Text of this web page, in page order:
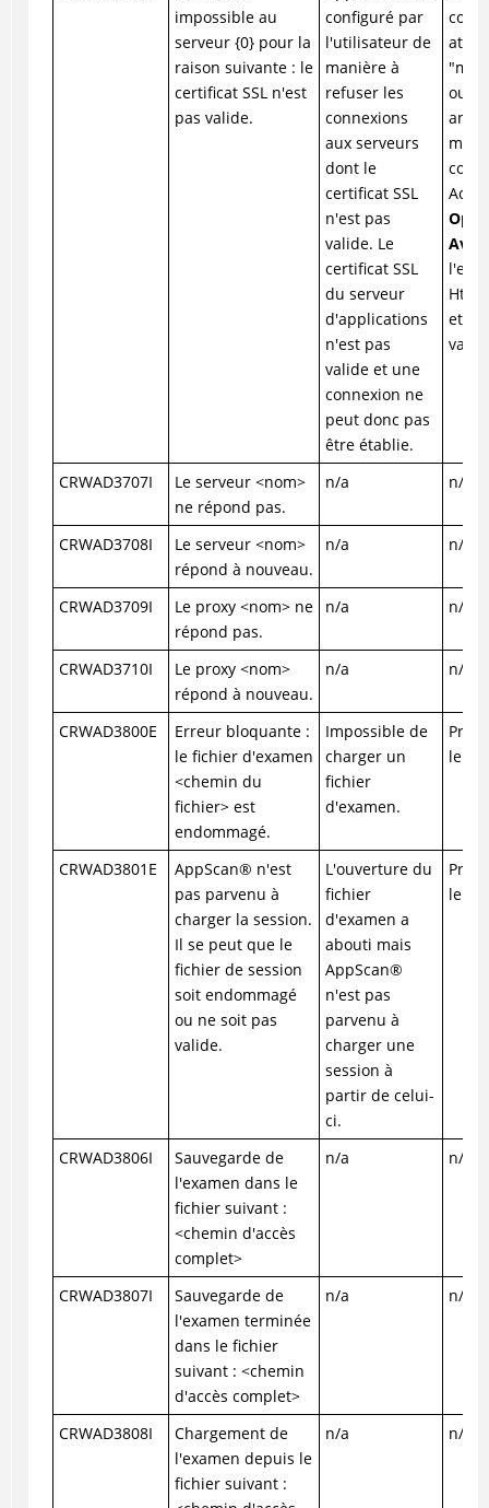
impossible au
serveur {0} pour la
raison suivante : le
certificat SSL n'est
pas valide.
configuré par
l'utilisateur de
manière à
refuser les
connexions
aux serveurs
dont le
certificat SSL
n'est pas
valide. Le
certificat SSL
du serveur
d'applications
n'est pas
valide et une
connexion ne
peut donc pas
être établie.
ou
et
CRWAD3707I
Le serveur <nom>
ne répond pas.
n/a n/a
CRWAD3708I
Le serveur <nom>
répond à nouveau.
n/a n/a
CRWAD3709I
Le proxy <nom> ne
répond pas.
n/a n/a
CRWAD3710I
Le proxy <nom>
répond à nouveau.
n/a n/a
CRWAD3800E
Erreur bloquante :
le fichier d'examen
<chemin du
fichier> est
endommagé.
Impossible de
charger un
fichier
d'examen.
le
CRWAD3801E AppScan® n'est
pas parvenu à
charger la session.
Il se peut que le
fichier de session
soit endommagé
ou ne soit pas
valide.
L'ouverture du
fichier
d'examen a
abouti mais
AppScan®
n'est pas
parvenu à
charger une
session à
partir de celui-
ci.
le
CRWAD3806I
Sauvegarde de
l'examen dans le
fichier suivant :
<chemin d'accès
complet>
n/a n/a
CRWAD3807I
Sauvegarde de
l'examen terminée
dans le fichier
suivant : <chemin
d'accès complet>
n/a n/a
CRWAD3808I
Chargement de
l'examen depuis le
fichier suivant :
n/a n/a